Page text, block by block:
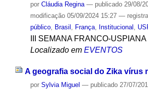
por Cláudia Regina — publicado29/08/
modificação05/09/2024 15:27 —
público, Brasil , França, Institucional ,
III SEMANA FRANCO-USPIANA
Localizado em EVENTOS
A geografia social do Zika vírus
por Sylvia Miguel — publicado27/07/